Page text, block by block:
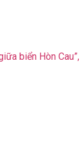
biển Hòn Cau”,